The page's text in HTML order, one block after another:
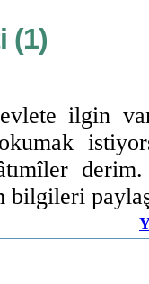
(1)
ilgin
bilgileri